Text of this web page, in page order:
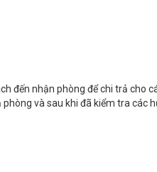
đến nhận phòng để chi trả cho
và sau khi đã kiểm tra các